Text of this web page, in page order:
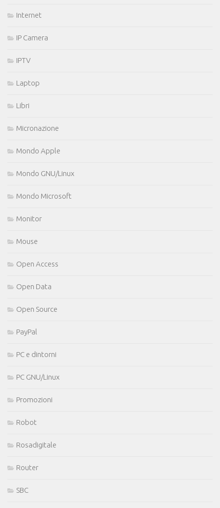
Internet
IP Camera
IPTV
Laptop
Libri
Micronazione
Mondo Apple
Mondo GNU/Linux
Mondo Microsoft
Monitor
Mouse
Open Access
Open Data
Open Source
PayPal
PC e dintorni
PC GNU/Linux
Promozioni
Robot
Rosadigitale
Router
SBC